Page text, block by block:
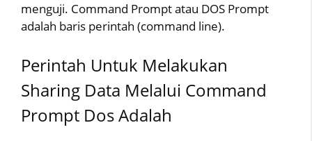
menguji. Command Prompt atau DOS Prompt
adalah baris perintah (command line).
Perintah Untuk Melakukan
Sharing Data Melalui Command
Prompt Dos Adalah